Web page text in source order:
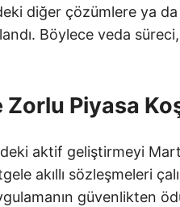
diğer çözümlere ya
Böylece veda
Piyasa
aktif geliştirmeyi Mart
akıllı sözleşmeleri
güvenlikten